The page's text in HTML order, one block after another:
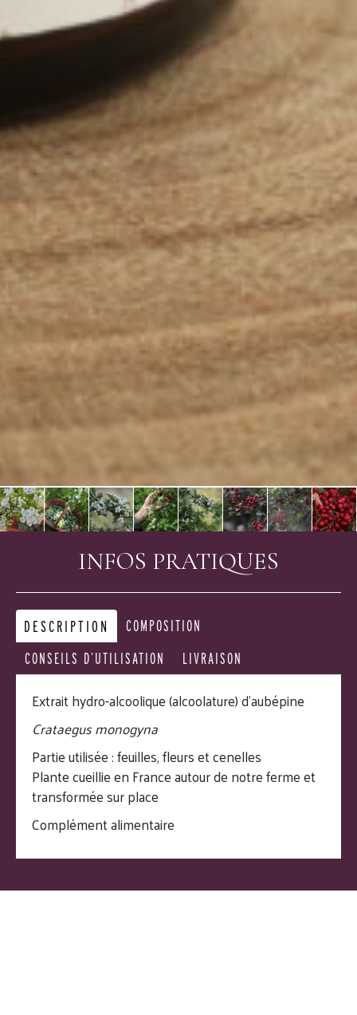
INFOS PRATIQUES
DESCRIPTION
COMPOSITION
CONSEILS D’UTILISATION
LIVRAISON
Extrait hydro-alcoolique (alcoolature) d’aubépine
Crataegus monogyna
Partie utilisée : feuilles, fleurs et cenelles
Plante cueillie en France autour de notre ferme et
transformée sur place
Complément alimentaire